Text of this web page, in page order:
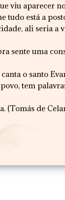
viu aparecer
tudo está a
ali seria a
sente uma
o santo
tem
(Tomás de